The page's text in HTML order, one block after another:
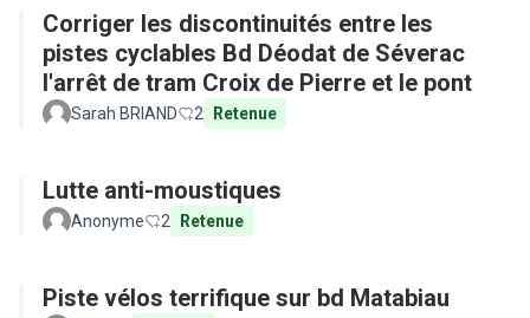
Corriger les discontinuités entre les
pistes cyclables Bd Déodat de Séverac
l'arrêt de tram Croix de Pierre et le pont
Sarah BRIAND 2 Retenue
Lutte anti-moustiques
Anonyme 2 Retenue
Piste vélos terrifique sur bd Matabiau